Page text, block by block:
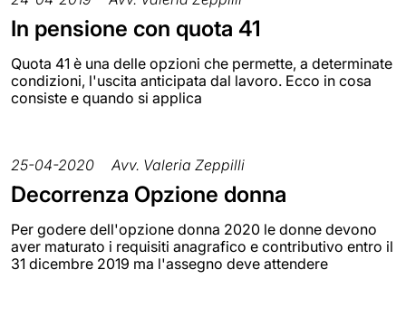
In pensione con quota 41
Quota 41 è una delle opzioni che permette, a determinate
condizioni, l'uscita anticipata dal lavoro. Ecco in cosa
consiste e quando si applica
25-04-2020 Avv. Valeria Zeppilli
Decorrenza Opzione donna
Per godere dell'opzione donna 2020 le donne devono
aver maturato i requisiti anagrafico e contributivo entro il
31 dicembre 2019 ma l'assegno deve attendere